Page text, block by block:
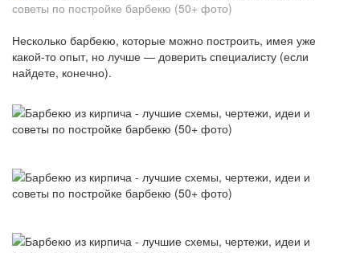
Несколько барбекю, которые можно построить, имея уже
какой-то опыт, но лучше — доверить специалисту (если
найдете, конечно).